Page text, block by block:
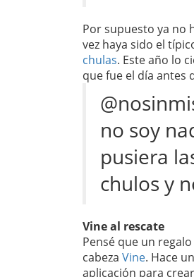
Por supuesto ya no
vez haya sido el
chulas. Este año lo
que fue el día antes
no soy
pusiera
chulos y
Vine al rescate
Pensé que un
cabeza Vine. Hace
aplicación para